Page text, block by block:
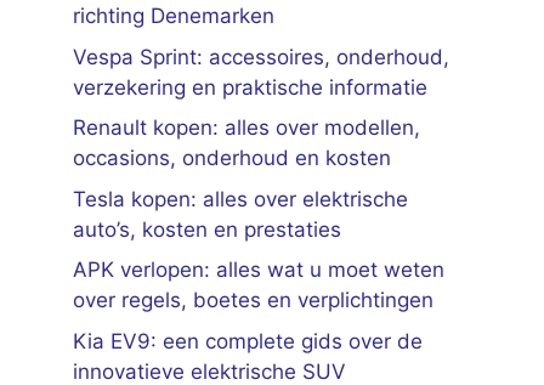
richting Denemarken
Vespa Sprint: accessoires, onderhoud,
verzekering en praktische informatie
Renault kopen: alles over modellen,
occasions, onderhoud en kosten
Tesla kopen: alles over elektrische
auto’s, kosten en prestaties
APK verlopen: alles wat u moet weten
over regels, boetes en verplichtingen
Kia EV9: een complete gids over de
innovatieve elektrische SUV